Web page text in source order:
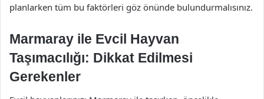
planlarken tüm bu faktörleri göz önünde bulundurmalısınız.
Marmaray ile Evcil Hayvan
Taşımacılığı: Dikkat Edilmesi
Gerekenler